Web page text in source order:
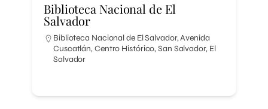
Biblioteca Nacional de El
Salvador
Biblioteca Nacional de El Salvador, Avenida
Cuscatlán, Centro Histórico, San Salvador, El
Salvador